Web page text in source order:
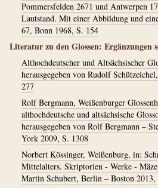
Pommersfelden 2671 und Antwerpen
Lautstand. Mit einer Abbildung und
67, Bonn 1968, S. 154
Literatur zu den Glossen: Ergänzungen
Althochdeutscher und Altsächsischer
herausgegeben von Rudolf
277
Rolf Bergmann, Weißenburger
althochdeutsche und altsächsische
herausgegeben von Rolf Bergmann –
York 2009, S. 1308
Norbert Kössinger, Weißenburg, in:
Mittelalters. Skriptorien - Werke -
Martin Schubert, Berlin – Boston 2013,